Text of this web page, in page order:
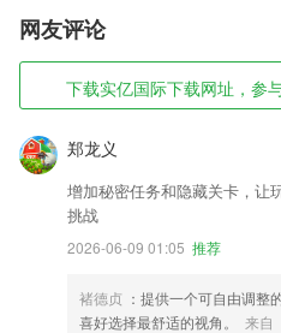
网友评论
下载实亿国际下载网址，参
郑龙义
增加秘密任务和隐藏关卡，让
挑战
2026-06-09 01:05 推荐
褚德贞 ：提供一个可自由调整
喜好选择最舒适的视角。
来自